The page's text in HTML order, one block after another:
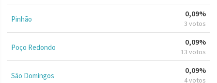
Pinhão
0,09%
3 votos
Poço Redondo
0,09%
13 votos
São Domingos
0,09%
4 votos